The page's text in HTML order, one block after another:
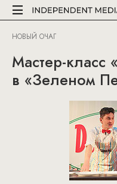
НОВЫЙ ОЧАГ
Мастер-класс
в «Зеленом